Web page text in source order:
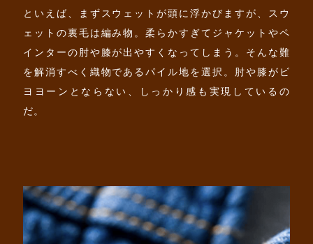
といえば、まずスウェットが頭に浮かびますが、スウ
ェットの裏毛は編み物。柔らかすぎてジャケットやペ
インターの肘や膝が出やすくなってしまう。そんな難
を解消すべく織物であるパイル地を選択。肘や膝がビ
ヨヨーンとならない、しっかり感も実現しているの
だ。